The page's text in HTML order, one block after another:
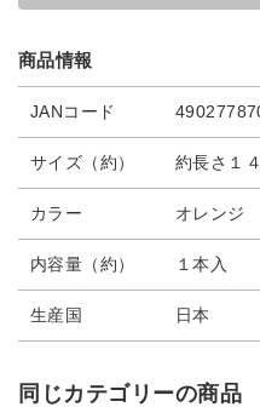
商品情報
JANコード
サイズ（約） 約長さ１
カラー オレンジ
内容量（約） １本入
生産国 日本
同じカテゴリーの商品